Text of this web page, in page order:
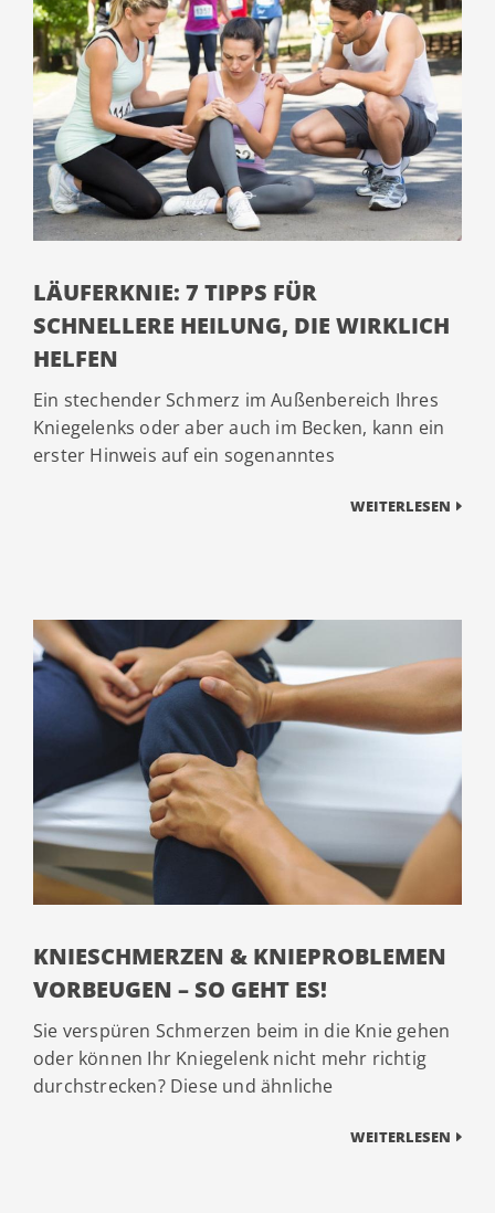
LÄUFERKNIE: 7 TIPPS FÜR
SCHNELLERE HEILUNG, DIE WIRKLICH
HELFEN
Ein stechender Schmerz im Außenbereich Ihres
Kniegelenks oder aber auch im Becken, kann ein
erster Hinweis auf ein sogenanntes
WEITERLESEN
KNIESCHMERZEN & KNIEPROBLEMEN
VORBEUGEN – SO GEHT ES!
Sie verspüren Schmerzen beim in die Knie gehen
oder können Ihr Kniegelenk nicht mehr richtig
durchstrecken? Diese und ähnliche
WEITERLESEN